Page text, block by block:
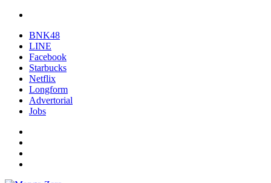
BNK48
LINE
Facebook
Starbucks
Netflix
Longform
Advertorial
Jobs